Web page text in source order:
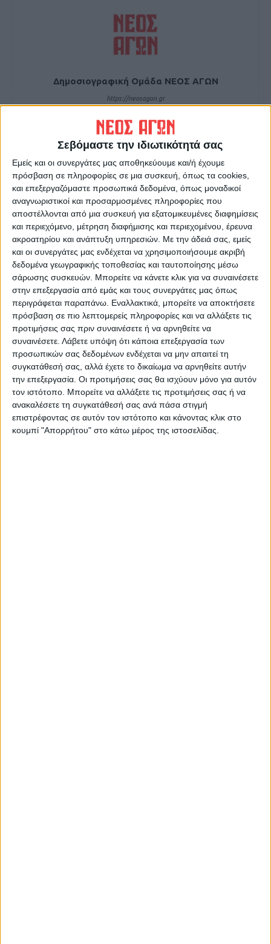
Σεβόμαστε την ιδιωτικότητά σας
Εμείς και οι συνεργάτες μας αποθηκεύουμε και/ή έχουμε
πρόσβαση σε πληροφορίες σε μια συσκευή, όπως τα cookies,
και επεξεργαζόμαστε προσωπικά δεδομένα, όπως μοναδικοί
αναγνωριστικοί και προσαρμοσμένες πληροφορίες που
αποστέλλονται από μια συσκευή για εξατομικευμένες διαφημίσεις
και περιεχόμενο, μέτρηση διαφήμισης και περιεχομένου, έρευνα
ακροατηρίου και ανάπτυξη υπηρεσιών. Με την άδειά σας, εμείς
και οι συνεργάτες μας ενδέχεται να χρησιμοποιήσουμε ακριβή
δεδομένα γεωγραφικής τοποθεσίας και ταυτοποίησης μέσω
σάρωσης συσκευών. Μπορείτε να κάνετε κλικ για να συναινέσετε
στην επεξεργασία από εμάς και τους συνεργάτες μας όπως
περιγράφεται παραπάνω. Εναλλακτικά, μπορείτε να αποκτήσετε
πρόσβαση σε πιο λεπτομερείς πληροφορίες και να αλλάξετε τις
προτιμήσεις σας πριν συναινέσετε ή να αρνηθείτε να
συναινέσετε. Λάβετε υπόψη ότι κάποια επεξεργασία των
προσωπικών σας δεδομένων ενδέχεται να μην απαιτεί τη
συγκατάθεσή σας, αλλά έχετε το δικαίωμα να αρνηθείτε αυτήν
την επεξεργασία. Οι προτιμήσεις σας θα ισχύουν μόνο για αυτόν
τον ιστότοπο. Μπορείτε να αλλάξετε τις προτιμήσεις σας ή να
ανακαλέσετε τη συγκατάθεσή σας ανά πάσα στιγμή
επιστρέφοντας σε αυτόν τον ιστότοπο και κάνοντας κλικ στο
κουμπί "Απορρήτου" στο κάτω μέρος της ιστοσελίδας.
Δημοσιογραφική Ομάδα ΝΕΟΣ ΑΓΩΝ
https://neosagon.gr
ΠΑΡΟΜΟΙΑ ΑΡΘΡΑ
ΚΑΡΔΙΤΣΑ
Υψηλός ο κίνδυνος πυρκαγιάς την Κυριακή
στο Ν. Καρδίτσας